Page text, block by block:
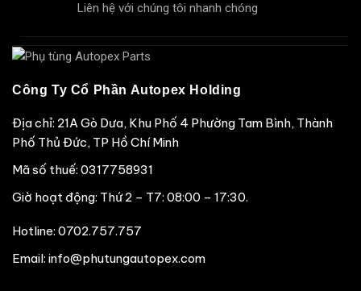
Liên hệ với chúng tôi nhanh chóng
Công Ty Cổ Phần Autopex Holding
Địa chỉ: 21A Gò Dưa, Khu Phố 4 Phường Tam Bình, Thành
Phố Thủ Đức, TP Hồ Chí Minh
Mã số thuế: 0317758931
Giờ hoạt động: Thứ 2 – T7: 08:00 – 17:30.
Hotline: 0702.757.757
Email: info@phutungautopex.com